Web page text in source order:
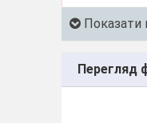
Показати
Перегляд